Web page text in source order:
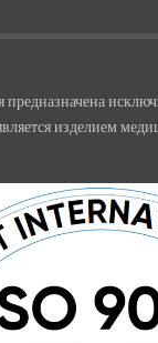
изделием